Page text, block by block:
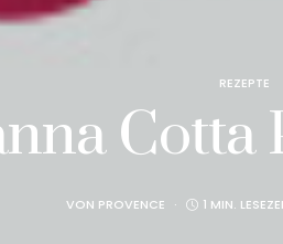
REZEPTE
Cotta
VON PROVENCE 1 MIN.